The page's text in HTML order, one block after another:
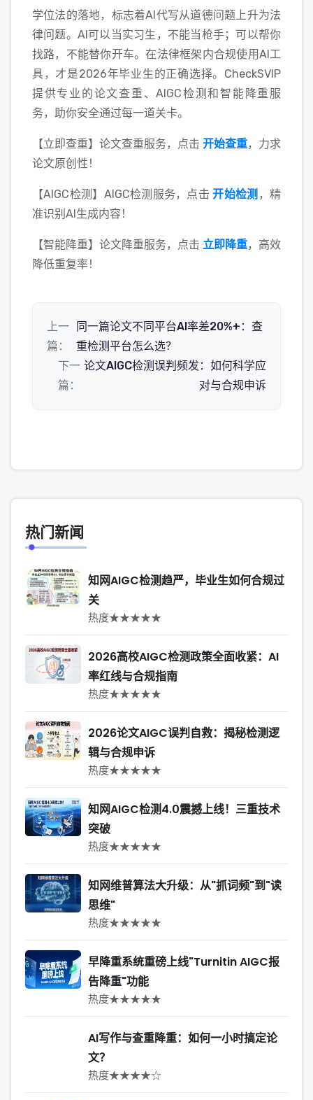
学位法的落地，标志着AI代写从道德问题上升为法
律问题。AI可以当实习生，不能当枪手；可以帮你
找路，不能替你开车。在法律框架内合规使用AI工
具，才是2026年毕业生的正确选择。CheckSVIP
提供专业的论文查重、AIGC检测和智能降重服
务，助你安全通过每一道关卡。
【立即查重】论文查重服务，点击 开始查重，力求
论文原创性！
【AIGC检测】AIGC检测服务，点击开始检测 ，精
准识别AI生成内容！
【智能降重】论文降重服务，点击 立即降重，高效
降低重复率！
上一
篇：
同一篇论文不同平台AI率差20%+：查
重检测平台怎么选？
下一
篇：
论文AIGC检测误判频发：如何科学应
对与合规申诉
热门新闻
知网AIGC检测趋严，毕业生如何合规过
关
热度★★★★★
2026高校AIGC检测政策全面收紧：AI
率红线与合规指南
热度★★★★★
2026论文AIGC误判自救：揭秘检测逻
辑与合规申诉
热度★★★★★
知网AIGC检测4.0震撼上线！三重技术
突破
热度★★★★★
知网维普算法大升级：从"抓词频"到"读
思维"
热度★★★★★
早降重系统重磅上线"Turnitin AIGC报
告降重"功能
热度★★★★★
AI写作与查重降重：如何一小时搞定论
文？
热度★★★★☆